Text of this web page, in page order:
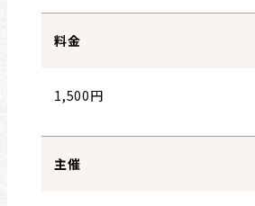
料金
1,500円
主催